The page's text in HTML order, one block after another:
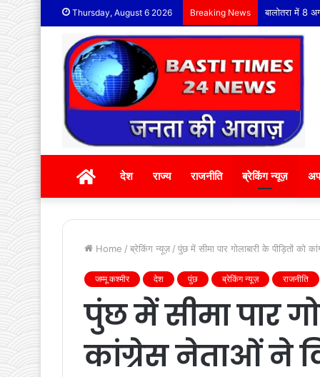
Thursday, August 6 2026 Breaking News बालोतरा में 8
होम देश राज्य राजनीति ब्रेकिंग न्यूज़
Home / ब्रेकिंग न्यूज़ / पुंछ में सीमा पार गोलाबारी के पीड़ितों को
जम्मू कश्मीर देश पुंछ ब्रेकिंग न्यूज़ राजनीति
पुंछ में सीमा पार
कांग्रेस नेताओं ने